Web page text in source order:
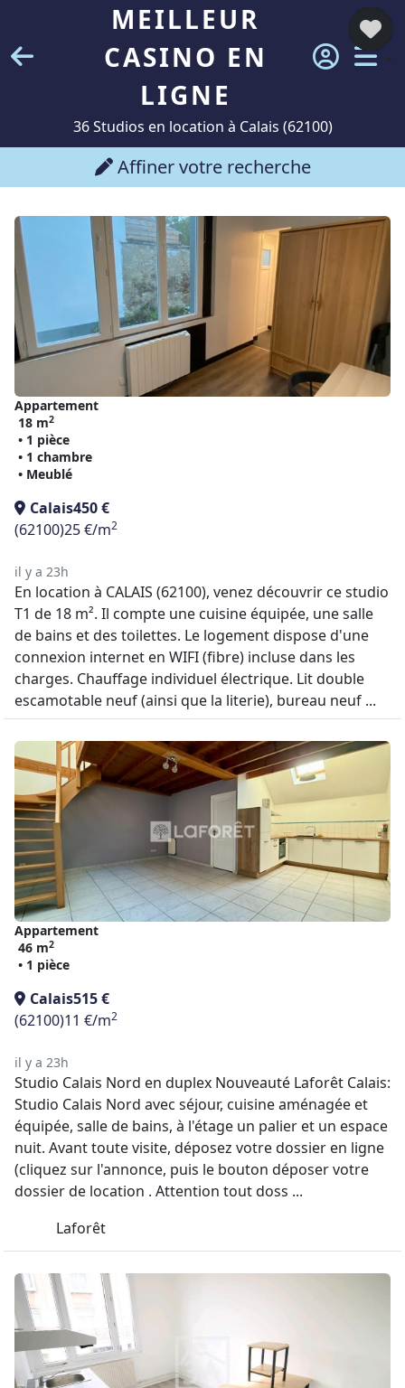
MEILLEUR
CASINO EN
LIGNE
36 Studios en location à Calais (62100)
Affiner votre recherche
Appartement
18 m2
• 1 pièce
• 1 chambre
• Meublé
Calais450 €
(62100)25 €/m2
il y a 23h
En location à CALAIS (62100), venez découvrir ce studio
T1 de 18 m². Il compte une cuisine équipée, une salle
de bains et des toilettes. Le logement dispose d'une
connexion internet en WIFI (fibre) incluse dans les
charges. Chauffage individuel électrique. Lit double
escamotable neuf (ainsi que la literie), bureau neuf ...
Appartement
46 m2
• 1 pièce
Calais515 €
(62100)11 €/m2
il y a 23h
Studio Calais Nord en duplex Nouveauté Laforêt Calais:
Studio Calais Nord avec séjour, cuisine aménagée et
équipée, salle de bains, à l'étage un palier et un espace
nuit. Avant toute visite, déposez votre dossier en ligne
(cliquez sur l'annonce, puis le bouton déposer votre
dossier de location . Attention tout doss ...
Laforêt